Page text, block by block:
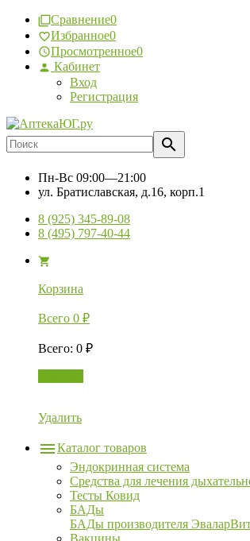
Сравнение0
Избранное0
Просмотренное0
Кабинет
Вход
Регистрация
Пн-Вс 09:00—21:00
ул. Братиславская, д.16, корп.1
8 (925) 345-89-08
8 (495) 797-40-44
Корзина
Всего 0 ₽
Всего: 0 ₽
Удалить
Каталог товаров
Эндокринная система
Средства для лечения
Тесты Ковид
БАДы
БАДы производителя Эвалар